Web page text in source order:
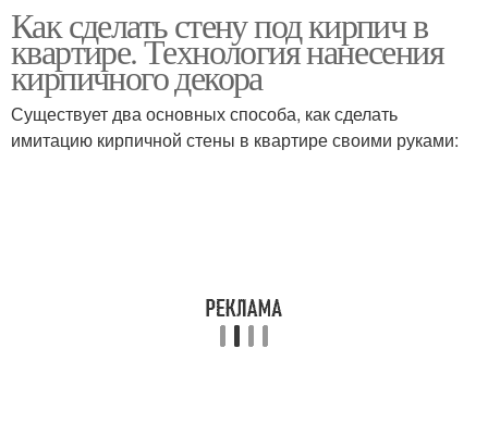
Стены в квартире
стилях
Кирпич из штукатурки Кладки на стену
Как сделать стену под кирпич в
квартире. Технология нанесения
кирпичного декора
Существует два основных способа, как сделать
имитацию кирпичной стены в квартире своими руками: